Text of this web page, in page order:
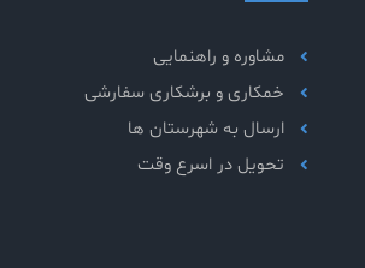
مشاوره و راهنمایی
خمکاری و برشکاری سفارشی
ارسال به شهرستان ها
تحویل در اسرع وقت